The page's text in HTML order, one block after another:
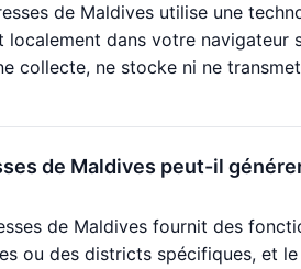
de Maldives utilise une
dans votre
collecte, ne stocke ni ne
de Maldives peut-il
de Maldives fournit des
ou des districts spécifiques, et